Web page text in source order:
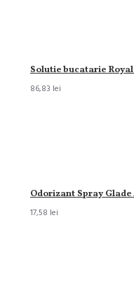
Solutie bucatarie
86,83 lei
Odorizant Spray
17,58 lei